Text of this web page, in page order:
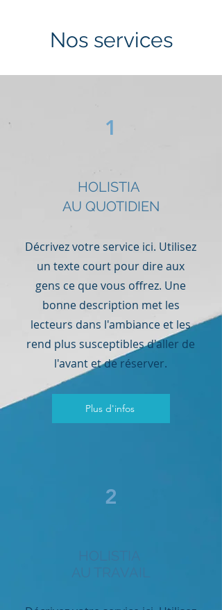
Nos services
1
HOLISTIA
AU QUOTIDIEN
Décrivez votre service ici. Utilisez
un texte court pour dire aux
gens ce que vous offrez. Une
bonne description met les
lecteurs dans l'ambiance et les
rend plus susceptibles d'aller de
l'avant et de réserver.
Plus d'infos
2